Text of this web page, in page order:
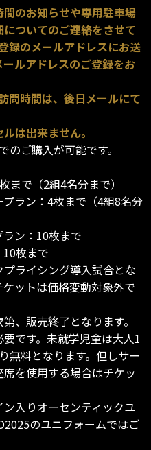
のお知らせや専用駐車場
ついてのご連絡をさせて
録のメールアドレスにお送
ルアドレスのご登録をお
問時間は、後日メールにて
は出来ません。
ご購入が可能です。
で（2組4名分まで）
ラン：4枚まで（4組8名分
ン：10枚まで
枚まで
ライシング導入試合とな
ットは価格変動対象外で
、販売終了となります。
です。未就学児童は大人1
無料となります。但しサー
を使用する場合はチケッ
入りオーセンティックユ
のユニフォームではご